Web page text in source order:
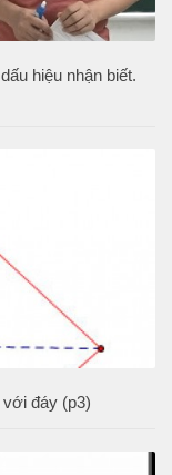
hiệu nhận biết.
đáy (p3)